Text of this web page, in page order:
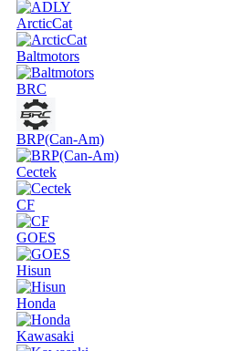
ArcticCat
Baltmotors
BRC
BRP(Can-Am)
Cectek
CF
GOES
Hisun
Honda
Kawasaki